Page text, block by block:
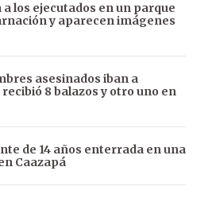
los ejecutados en un parque
y aparecen imágenes
asesinados iban a
8 balazos y otro uno en
de 14 años enterrada en una
Caazapá